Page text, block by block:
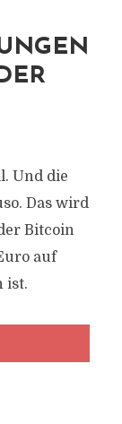
Und die
Das wird
Bitcoin
auf
ist.